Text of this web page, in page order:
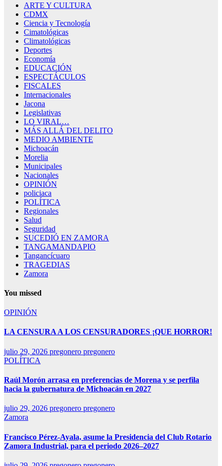
ARTE Y CULTURA
CDMX
Ciencia y Tecnología
Cimatológicas
Climatológicas
Deportes
Economía
EDUCACIÓN
ESPECTÁCULOS
FISCALES
Internacionales
Jacona
Legislativas
LO VIRAL…
MÁS ALLÁ DEL DELITO
MEDIO AMBIENTE
Michoacán
Morelia
Municipales
Nacionales
OPINIÓN
policiaca
POLÍTICA
Regionales
Salud
Seguridad
SUCEDIÓ EN ZAMORA
TANGAMANDAPIO
Tangancícuaro
TRAGEDIAS
Zamora
You missed
OPINIÓN
LA CENSURA A LOS CENSURADORES ¡QUE HORROR!
julio 29, 2026 pregonero pregonero
POLÍTICA
Raúl Morón arrasa en preferencias de Morena y se perfila
hacia la gubernatura de Michoacán en 2027
julio 29, 2026 pregonero pregonero
Zamora
Francisco Pérez-Ayala, asume la Presidencia del Club Rotario
Zamora Industrial, para el periodo 2026–2027